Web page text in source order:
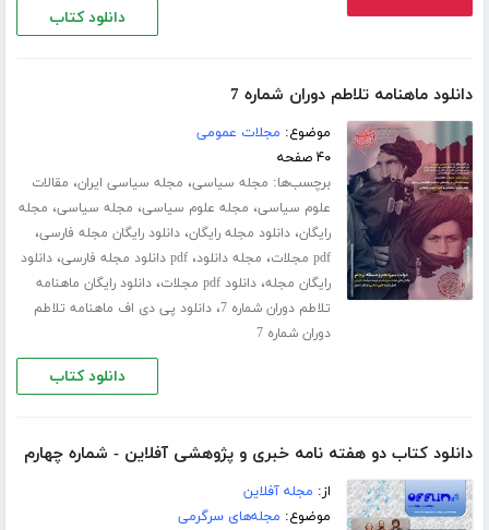
دانلود کتاب
دانلود ماهنامه تلاطم دوران شماره 7
موضوع: مجلات عمومی
۴۰ صفحه
برچسب‌ها: مجله سیاسی، مجله سیاسی ایران، مقالات
علوم سیاسی، مجله علوم سیاسی، مجله سیاسی، مجله
رایگان،دانلود مجله رایگان،دانلود رایگان مجله فارسی،
pdf مجلات ، مجله دانلود،pdf دانلود مجله فارسی ،دانلود
رایگان مجله،دانلود pdf مجلات ،دانلود رایگان ماهنامه
تلاطم دوران شماره 7 ،دانلود پی دی اف ماهنامه تلاطم
دوران شماره 7
دانلود کتاب
دانلود کتاب دو هفته نامه خبری و پژوهشی آفلاین - شماره چهارم
از: مجله آفلاین
موضوع: مجله‌های سرگرمی